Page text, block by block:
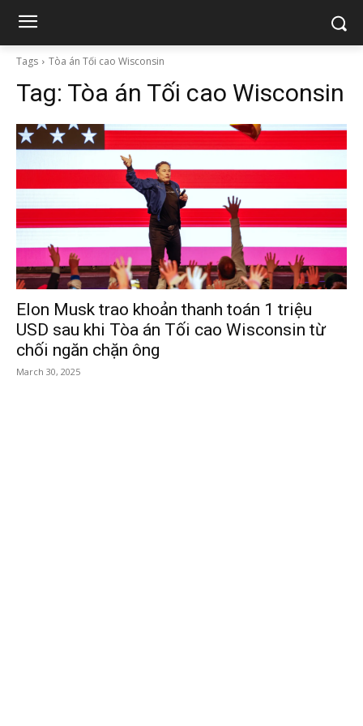
Tags Tòa án Tối cao Wisconsin
Tag: Tòa án Tối cao Wisconsin
Elon Musk trao khoản thanh toán 1 triệu
USD sau khi Tòa án Tối cao Wisconsin từ
chối ngăn chặn ông
March 30, 2025